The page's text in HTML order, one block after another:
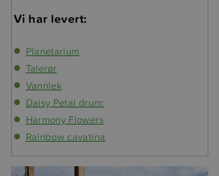
Vi har levert:
Planetarium
Talerør
Vannlek
Daisy Petal drum:
Harmony Flowers
Rainbow cavatina